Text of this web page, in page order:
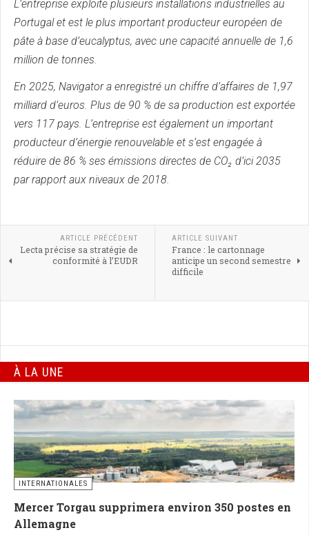
L’entreprise exploite plusieurs installations industrielles au
Portugal et est le plus important producteur européen de
pâte à base d’eucalyptus, avec une capacité annuelle de 1,6
million de tonnes.
En 2025, Navigator a enregistré un chiffre d’affaires de 1,97
milliard d’euros. Plus de 90 % de sa production est exportée
vers 117 pays. L’entreprise est également un important
producteur d’énergie renouvelable et s’est engagée à
réduire de 86 % ses émissions directes de CO₂ d’ici 2035
par rapport aux niveaux de 2018.
ARTICLE PRÉCÉDENT
Lecta précise sa stratégie de
conformité à l’EUDR
ARTICLE SUIVANT
France : le cartonnage
anticipe un second semestre
difficile
À LA UNE
INTERNATIONALES
Mercer Torgau supprimera environ 350 postes en
Allemagne